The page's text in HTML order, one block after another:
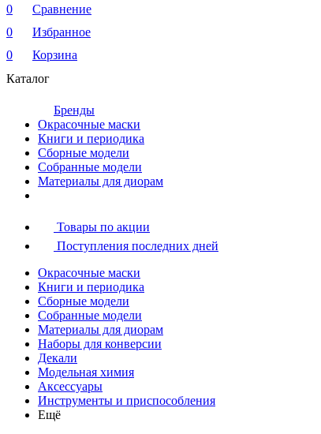
0
Сравнение
0
Избранное
0
Корзина
Каталог
Бренды
Окрасочные маски
Книги и периодика
Сборные модели
Собранные модели
Материалы для диорам
Товары по акции
Поступления последних дней
Окрасочные маски
Книги и периодика
Сборные модели
Собранные модели
Материалы для диорам
Наборы для конверсии
Декали
Модельная химия
Аксессуары
Инструменты и приспособления
Ещё